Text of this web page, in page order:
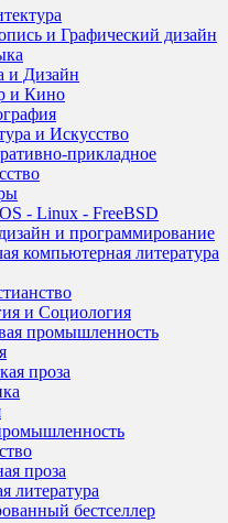
и Графический дизайн
и Дизайн
и Кино
и Искусство
прикладное
- Linux - FreeBSD
и программирование
компьютерная литература
и Социология
промышленность
проза
проза
литература
бестселлер